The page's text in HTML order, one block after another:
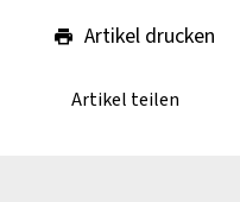
Artikel drucken
Artikel teilen